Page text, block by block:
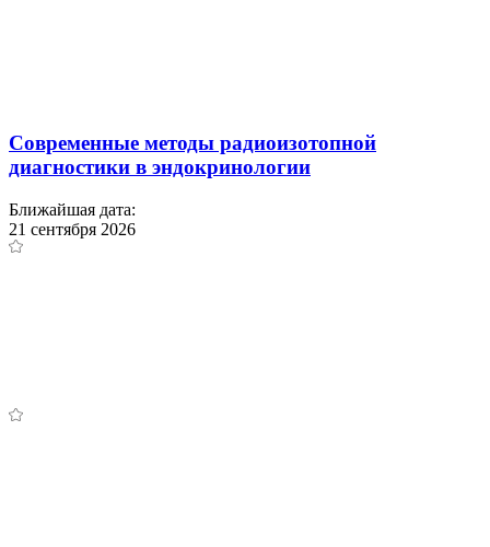
Современные методы радиоизотопной
диагностики в эндокринологии
Ближайшая дата:
21 сентября 2026